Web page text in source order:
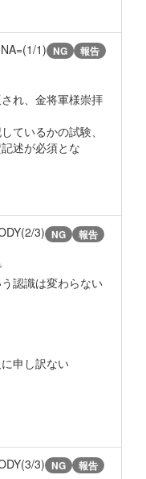
1) NG 報告
れ、金将軍様崇拝
ているかの試験、
述が必須とな
3) NG 報告
認識は変わらない
申し訳ない
3) NG 報告